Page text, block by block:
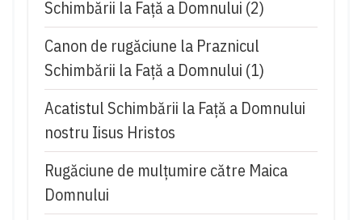
Schimbării la Faţă a Domnului (2)
Canon de rugăciune la Praznicul
Schimbării la Faţă a Domnului (1)
Acatistul Schimbării la Faţă a Domnului
nostru Iisus Hristos
Rugăciune de mulţumire către Maica
Domnului